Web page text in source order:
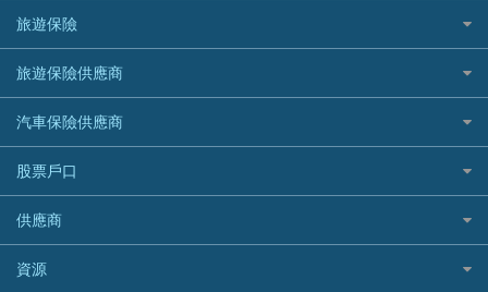
緊急貸款比較
最佳小額貸款比較
易批必批貸款
24小時貸款
最佳循環貸款
HSBC 滙豐銀行貸款
K Cash 貸款
Mox 銀行
National Resources 中潤物業按揭
OCBC 華僑銀行
PrimeCredit 安信信貸
Promise 邦民日本財務
最佳貸款app
韓國遊信用卡攻略
台灣遊信用卡攻略
機場貴賓室信用卡
銀聯信用卡
高獎賞信用卡推薦
酒店信用卡
信銀國際
大新銀行
恒生銀行
Standard Chartered渣打銀行
東亞銀行
SIM
Airwallex信用卡
SOGO感謝祭
HKTVmall優惠碼
交稅優惠
酒店優惠碼
機票優惠碼
旅遊保險
汽車保險
家居保險
家傭保險
寵物保險
定期人壽保險
危疾保險
年金資訊
樓宇火險
旅遊保險
日本旅遊保險及資訊
泰國旅遊保險及資訊
台灣旅遊保險及資訊
韓國旅遊保險及資訊
歐洲旅遊保險及資訊
越南旅遊保險及資訊
澳洲旅遊保險及資訊
旅遊保險供應商
AXA 安盛
AIG 美亞
Allianz 安聯
Allied World 世聯
Avo
中國銀行
汽車保險供應商
大新汽車保險
中銀汽車保險
Allianz安聯汽車保險
bolttech保障汽車保險
股票戶口
富途證券
IB盈透證券
老虎證券
供應商
富途牛牛好唔好？
資源